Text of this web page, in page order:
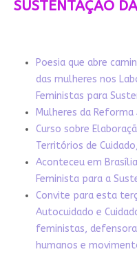
SUSTENTAÇÃO
Poesia que abre
das mulheres nos
Feministas para
Mulheres da Reforma
Curso sobre
Territórios de
Aconteceu em
Feminista para a
Convite para esta
Autocuidado e
feministas,
humanos e